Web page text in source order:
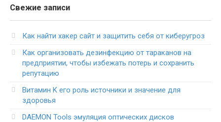
Свежие записи
Как найти хакер сайт и защитить себя от киберугроз
Как организовать дезинфекцию от тараканов на
предприятии, чтобы избежать потерь и сохранить
репутацию
Витамин K его роль источники и значение для
здоровья
DAEMON Tools эмуляция оптических дисков